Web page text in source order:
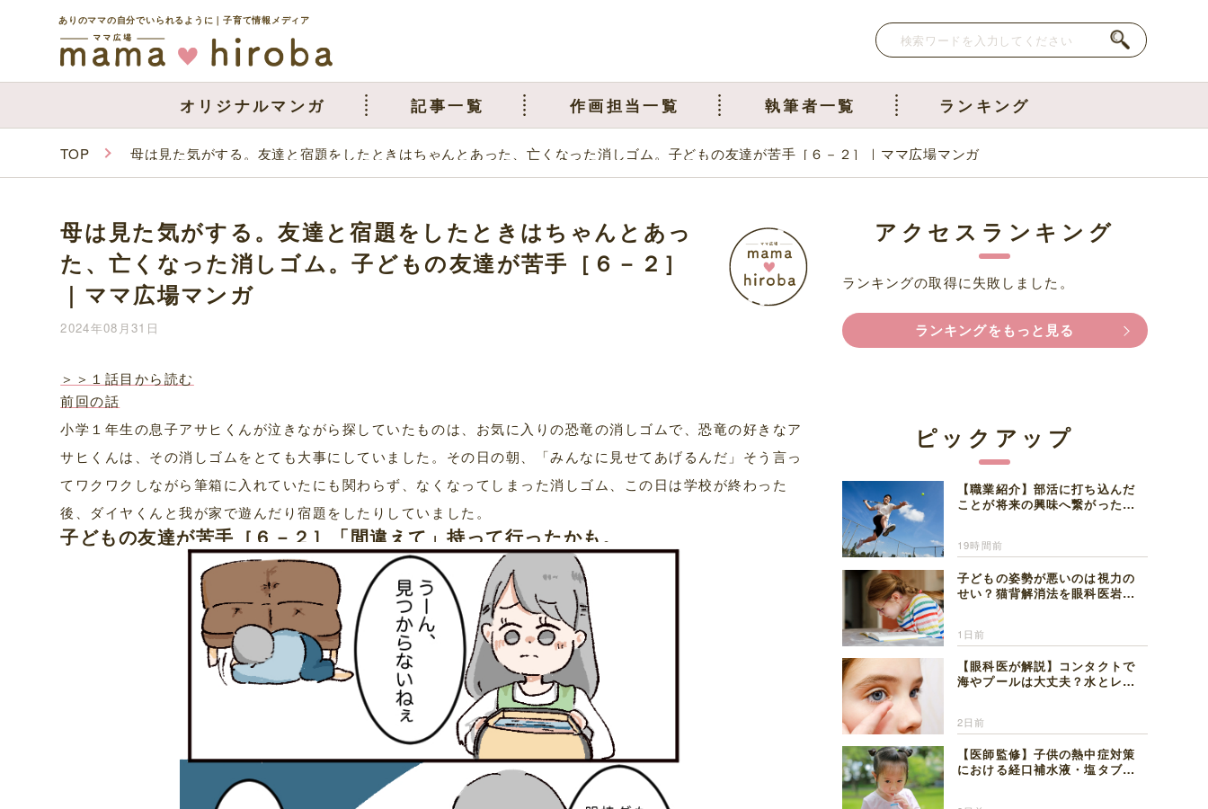
ありのママの自分でいられるように｜子育て情報メディア
オリジナルマンガ 記事一覧 作画担当一覧 執筆者一覧 ランキング
TOP 母は見た気がする。友達と宿題をしたときはちゃんとあった、亡くなった消しゴム。子どもの友達が苦手［６－２］｜ママ広場マンガ
母は見た気がする。友達と宿題をしたときはちゃんとあっ
た、亡くなった消しゴム。子どもの友達が苦手［６－２］
｜ママ広場マンガ
2024年08月31日
＞＞１話目から読む
前回の話
小学１年生の息子アサヒくんが泣きながら探していたものは、お気に入りの恐竜の消しゴムで、恐竜の好きなア
サヒくんは、その消しゴムをとても大事にしていました。その日の朝、「みんなに見せてあげるんだ」そう言っ
てワクワクしながら筆箱に入れていたにも関わらず、なくなってしまった消しゴム、この日は学校が終わった
後、ダイヤくんと我が家で遊んだり宿題をしたりしていました。
子どもの友達が苦手［６－２］「間違えて」持って行ったかも。
アクセスランキング
ランキングの取得に失敗しました。
ランキングをもっと見る
ピックアップ
【職業紹介】部活に打ち込んだ
ことが将来の興味へ繋がった。
19時間前
子どもの姿勢が悪いのは視力の
せい？猫背解消法を眼科医岩見
1日前
【眼科医が解説】コンタクトで
海やプールは大丈夫？水とレン
2日前
【医師監修】子供の熱中症対策
における経口補水液・塩タブレ